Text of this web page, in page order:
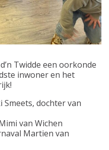
Twidde een oorkonde
inwoner en het
Smeets, dochter van
van Wichen
Martien van